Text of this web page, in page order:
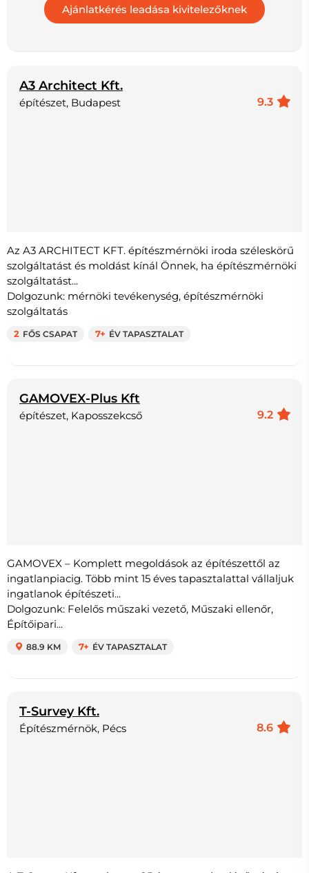
A3 Architect Kft.
9.3
építészet, Budapest
Az A3 ARCHITECT KFT. építészmérnöki iroda széleskörű
szolgáltatást és moldást kínál Önnek, ha építészmérnöki
szolgáltatást...
Dolgozunk: mérnöki tevékenység, építészmérnöki
szolgáltatás
2 FŐS CSAPAT 7+ ÉV TAPASZTALAT
GAMOVEX-Plus Kft
9.2
építészet, Kaposszekcső
GAMOVEX – Komplett megoldások az építészettől az
ingatlanpiacig. Több mint 15 éves tapasztalattal vállaljuk
ingatlanok építészeti...
Dolgozunk: Felelős műszaki vezető, Műszaki ellenőr,
Építőipari...
88.9 KM 7+ ÉV TAPASZTALAT
T-Survey Kft.
8.6
Építészmérnök, Pécs